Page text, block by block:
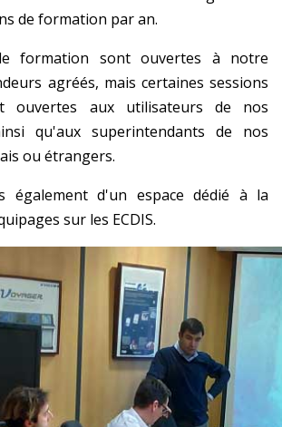
de formation par an.
formation sont ouvertes à notre
agréés, mais certaines sessions
ouvertes aux utilisateurs de nos
qu'aux superintendants de nos
ou étrangers.
également d'un espace dédié à la
sur les ECDIS.